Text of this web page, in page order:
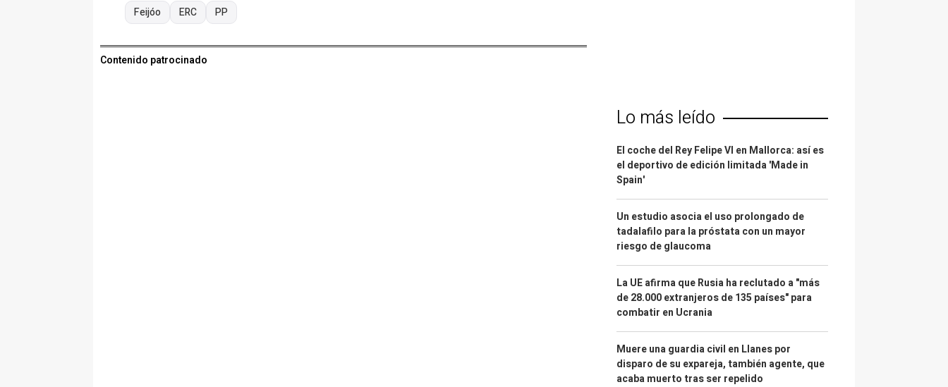
Feijóo ERC PP
Contenido patrocinado
Lo más leído
El coche del Rey Felipe VI en Mallorca: así es
el deportivo de edición limitada 'Made in
Spain'
Un estudio asocia el uso prolongado de
tadalafilo para la próstata con un mayor
riesgo de glaucoma
La UE afirma que Rusia ha reclutado a "más
de 28.000 extranjeros de 135 países" para
combatir en Ucrania
Muere una guardia civil en Llanes por
disparo de su expareja, también agente, que
acaba muerto tras ser repelido